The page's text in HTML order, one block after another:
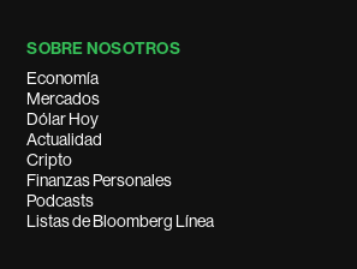
SOBRE NOSOTROS
Economía
Mercados
Dólar Hoy
Actualidad
Cripto
Finanzas Personales
Podcasts
Listas de Bloomberg Línea